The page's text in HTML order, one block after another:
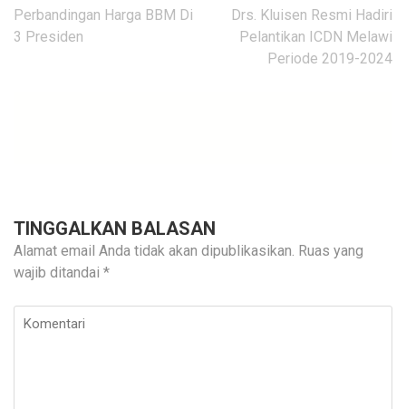
Navigasi
pos
Perbandingan Harga BBM Di
3 Presiden
Drs. Kluisen Resmi Hadiri
Pelantikan ICDN Melawi
Periode 2019-2024
TINGGALKAN BALASAN
Alamat email Anda tidak akan dipublikasikan. Ruas yang
wajib ditandai *
Komentari